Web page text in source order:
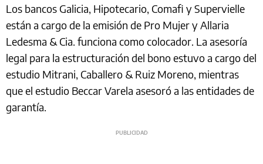
Los bancos Galicia, Hipotecario, Comafi y Supervielle
están a cargo de la emisión de Pro Mujer y Allaria
Ledesma & Cia. funciona como colocador. La asesoría
legal para la estructuración del bono estuvo a cargo del
estudio Mitrani, Caballero & Ruiz Moreno, mientras
que el estudio Beccar Varela asesoró a las entidades de
garantía.